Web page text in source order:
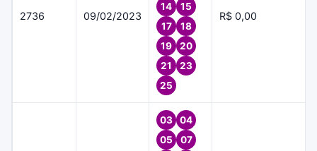
2736 09/02/2023
14
15
17
18
19
20
21
23
25
R$ 0,00
03
04
05
07